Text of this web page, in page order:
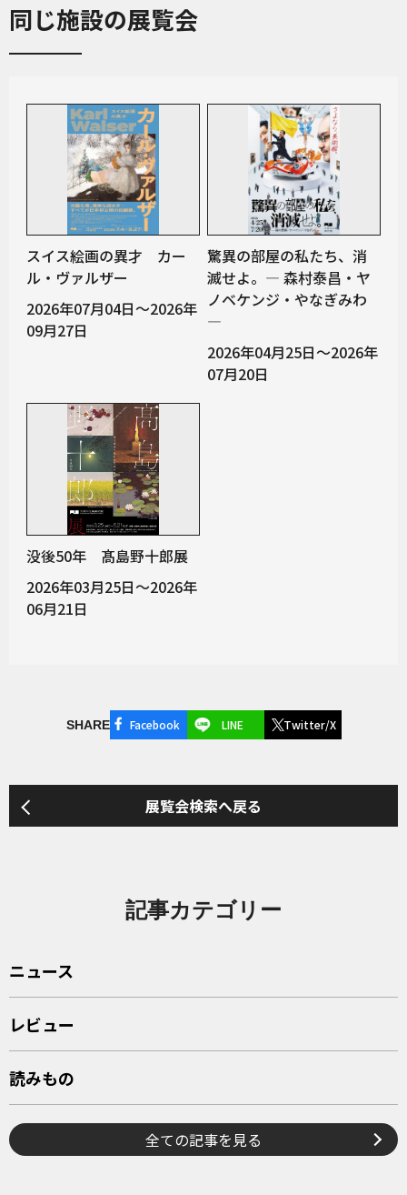
同じ施設の展覧会
スイス絵画の異才 カー
ル・ヴァルザー
2026年07月04日～2026年
09月27日
驚異の部屋の私たち、消
滅せよ。— 森村泰昌・ヤ
ノベケンジ・やなぎみわ
—
2026年04月25日～2026年
07月20日
没後50年 髙島野十郎展
2026年03月25日～2026年
06月21日
SHARE Facebook LINE Twitter/X
展覧会検索へ戻る
記事カテゴリー
ニュース
レビュー
読みもの
全ての記事を見る